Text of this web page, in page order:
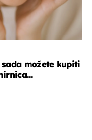
možete kupiti